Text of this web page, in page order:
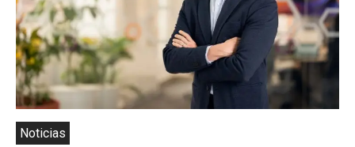
Colombia.
Noticias